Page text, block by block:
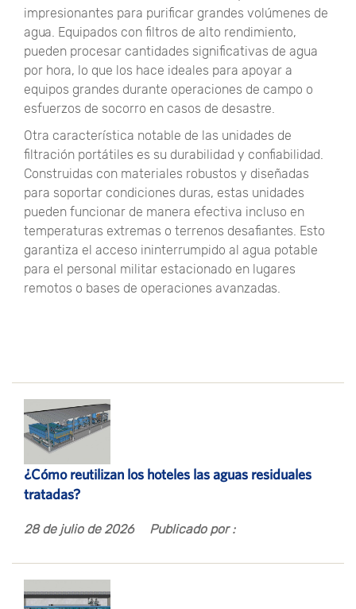
impresionantes para purificar grandes volúmenes de
agua. Equipados con filtros de alto rendimiento,
pueden procesar cantidades significativas de agua
por hora, lo que los hace ideales para apoyar a
equipos grandes durante operaciones de campo o
esfuerzos de socorro en casos de desastre.
Otra característica notable de las unidades de
filtración portátiles es su durabilidad y confiabilidad.
Construidas con materiales robustos y diseñadas
para soportar condiciones duras, estas unidades
pueden funcionar de manera efectiva incluso en
temperaturas extremas o terrenos desafiantes. Esto
garantiza el acceso ininterrumpido al agua potable
para el personal militar estacionado en lugares
remotos o bases de operaciones avanzadas.
¿Cómo reutilizan los hoteles las aguas residuales
tratadas?
28 de julio de 2026 Publicado por :